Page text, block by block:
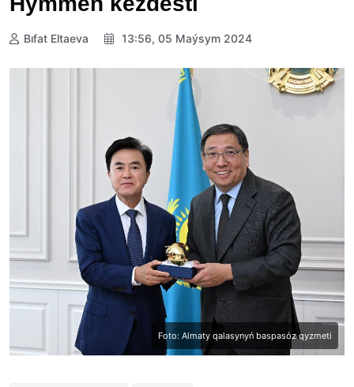
Bıfat Eltaeva 13:56, 05 Maýsym 2024
Foto: Almaty qalasynyń baspasóz qyzmeti